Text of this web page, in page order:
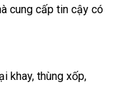
cung cấp tin cậy có
khay, thùng xốp,